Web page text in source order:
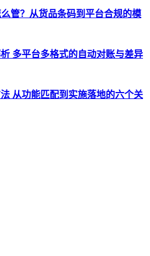
管？从货品条码到平台合规的模
多平台多格式的自动对账与差异
从功能匹配到实施落地的六个关